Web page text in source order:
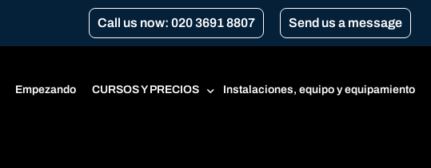
Call us now: 020 3691 8807 Send us a message
Empezando CURSOS Y PRECIOS Instalaciones, equipo y equipamiento